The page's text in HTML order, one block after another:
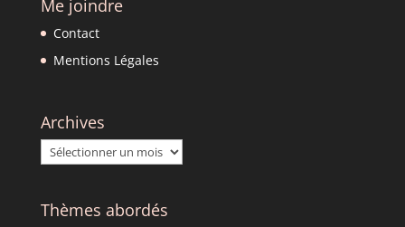
Me joindre
Contact
Mentions Légales
Archives
Archives
Thèmes abordés